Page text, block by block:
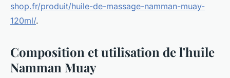
shop.fr/produit/huile-de-massage-namman-muay-
120ml/.
Composition et utilisation de l'huile
Namman Muay